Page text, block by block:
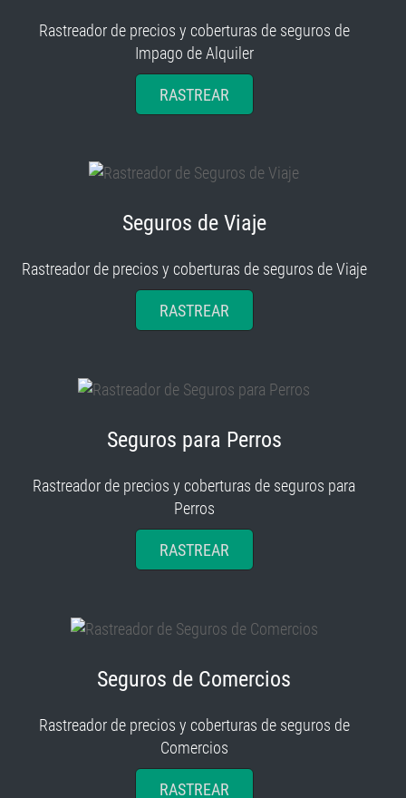
Rastreador de precios y coberturas de seguros de
Impago de Alquiler
RASTREAR
Seguros de Viaje
Rastreador de precios y coberturas de seguros de Viaje
RASTREAR
Seguros para Perros
Rastreador de precios y coberturas de seguros para
Perros
RASTREAR
Seguros de Comercios
Rastreador de precios y coberturas de seguros de
Comercios
RASTREAR